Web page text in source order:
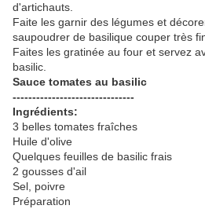
d'artichauts.
Faite les garnir des légumes et
saupoudrer de basilique couper très
Faites les gratinée au four et servez
basilic.
Sauce tomates au basilic
-------------------------------
Ingrédients:
3 belles tomates fraîches
Huile d'olive
Quelques feuilles de basilic frais
2 gousses d'ail
Sel, poivre
Préparation